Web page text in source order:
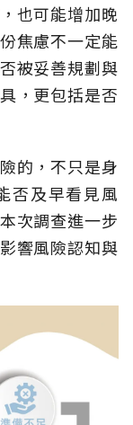
也可能增加晚
焦慮不一定能
被妥善規劃與
，更包括是否
的，不只是身
否及早看見風
次調查進一步
響風險認知與